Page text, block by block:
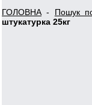
ГОЛОВНА - Пошук по
штукатурка 25кг